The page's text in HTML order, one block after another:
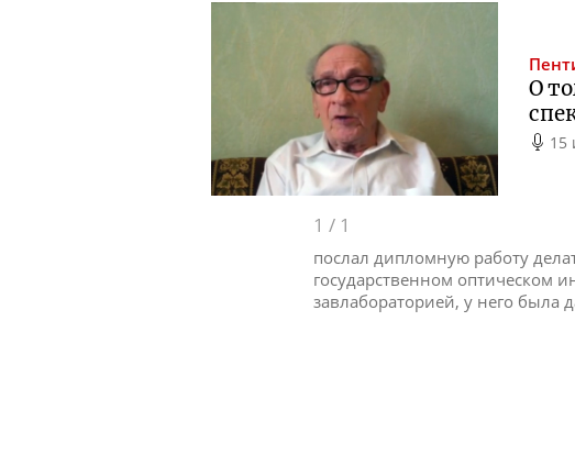
О
15
1 / 1
послал дипломную работу
государственном оптическом
завлабораторией, у него была